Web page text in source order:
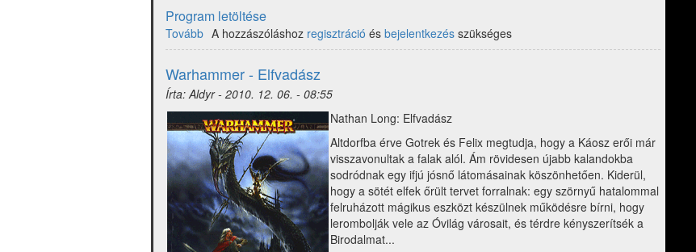
Program letöltése
Tovább (December
11.
Fantasztikus
Nap)
A hozzászóláshoz regisztráció és bejelentkezés szükséges
Warhammer - Elfvadász
Írta:Aldyr- 2010. 12. 06. - 08:55
Nathan Long: Elfvadász
Altdorfba érve Gotrek és Felix megtudja, hogy a Káosz erői már
visszavonultak a falak alól. Ám rövidesen újabb kalandokba
sodródnak egy ifjú jósnő látomásainak köszönhetően. Kiderül,
hogy a sötét elfek őrült tervet forralnak: egy szörnyű hatalommal
felruházott mágikus eszközt készülnek működésre bírni, hogy
lerombolják vele az Óvilág városait, és térdre kényszerítsék a
Birodalmat...